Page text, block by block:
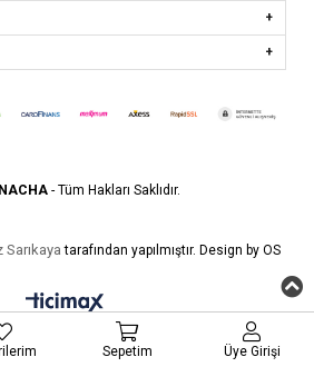
NACHA - Tüm Hakları Saklıdır.
Sarıkaya tarafından yapılmıştır. Design by OS
Sepetim Üye Girişi